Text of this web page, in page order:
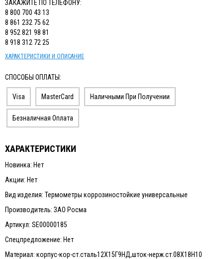
ЗАКАЖИТЕ ПО ТЕЛЕФОНУ:
8 800 700 43 13
8 861 232 75 62
8 952 821 98 81
8 918 312 72 25
ХАРАКТЕРИСТИКИ И ОПИСАНИЕ
СПОСОБЫ ОПЛАТЫ:
Visa MasterCard Наличными При Получении
Безналичная Оплата
ХАРАКТЕРИСТИКИ
Новинка: Нет
Акции: Нет
Вид изделия: Термометры коррозиностойкие универсальные
Производитель: ЗАО Росма
Артикул: SE00000185
Спецпредложение: Нет
Материал: корпус-кор-ст.сталь12Х15Г9НД,шток-нерж.ст.08Х18Н10